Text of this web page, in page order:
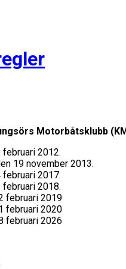
Motorbåtsklubb
2012.
19 november 2013.
2017.
2018.
februari 2019
februari 2020
februari 2026